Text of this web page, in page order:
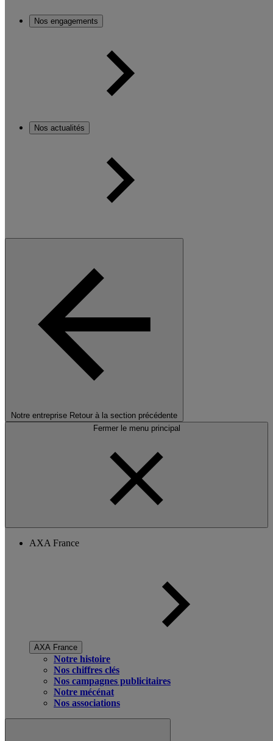
Nos engagements
Nos actualités
Notre entreprise Retour à la section précédente
Fermer le menu principal
AXA France
AXA France
Notre histoire
Nos chiffres clés
Nos campagnes publicitaires
Notre mécénat
Nos associations